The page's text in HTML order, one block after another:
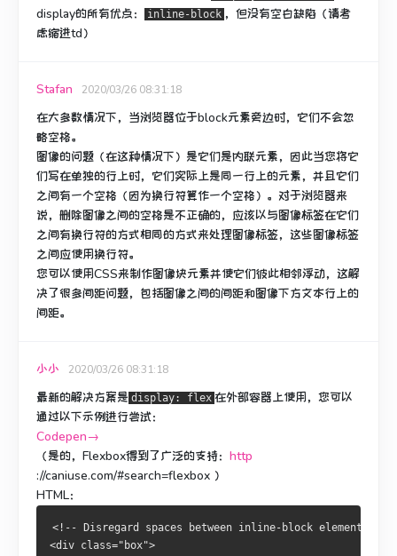
display的所有优点：
inline-block ，但没有空白缺陷（请考
虑缩进td）
Stafan 2020/03/26 08:31:18
在大多数情况下，当浏览器位于block元素旁边时，它们不会忽
略空格。
图像的问题（在这种情况下）是它们是内联元素，因此当您将它
们写在单独的行上时，它们实际上是同一行上的元素，并且它们
之间有一个空格（因为换行符算作一个空格）。 对于浏览器来
说，删除图像之间的空格是不正确的，应该以与图像标签在它们
之间有换行符的方式相同的方式来处理图像标签，这些图像标签
之间应使用换行符。
您可以使用CSS来制作图像块元素并使它们彼此相邻浮动，这解
决了很多间距问题，包括图像之间的间距和图像下方文本行上的
间距。
小小 2020/03/26 08:31:18
最新的解决方案是 display: flex 在外部容器上使用，您可以
通过以下示例进行尝试：
Codepen→
（是的，Flexbox得到了广泛的支持： http
://caniuse.com/#search=flexbox ）
HTML：
<!-- Disregard spaces between inline-block elements? --
<div class="box">